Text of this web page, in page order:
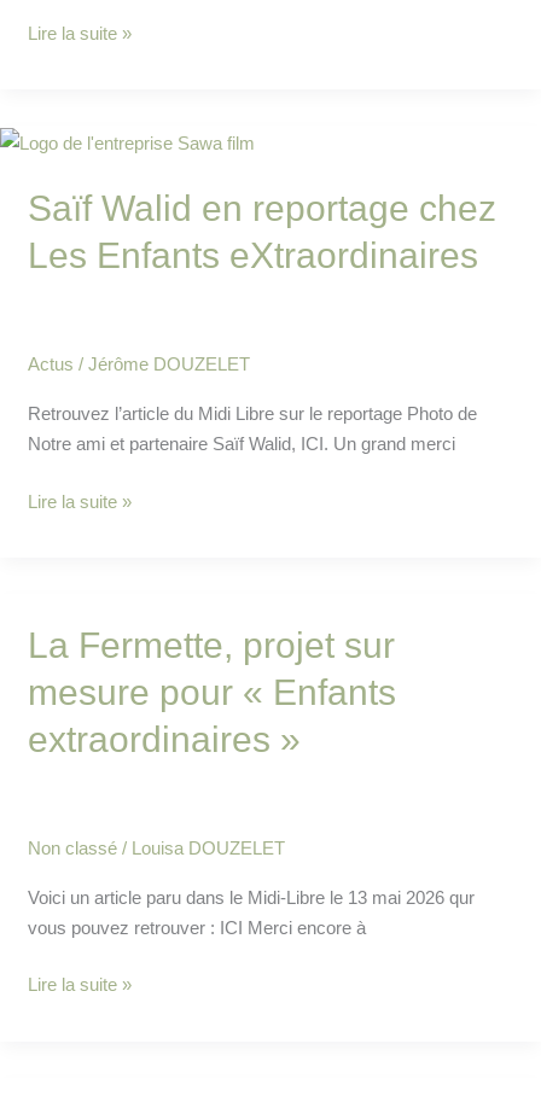
Lire la suite »
Saïf Walid en reportage chez
Les Enfants eXtraordinaires
Actus / Jérôme DOUZELET
Retrouvez l’article du Midi Libre sur le reportage Photo de
Notre ami et partenaire Saïf Walid, ICI. Un grand merci
Saïf
en
chez
Lire la suite »
La Fermette, projet sur
mesure pour « Enfants
extraordinaires »
Non classé/ Louisa DOUZELET
Voici un article paru dans le Midi-Libre le 13 mai 2026 qur
vous pouvez retrouver : ICI Merci encore à
La
projet
mesure
extraordinaires »
Lire la suite »